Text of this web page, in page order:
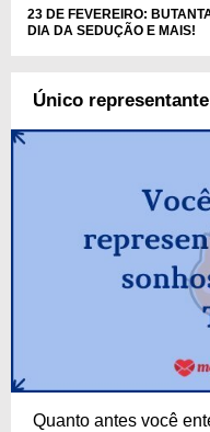
23 DE FEVEREIRO:
DIA DA SEDUÇÃO E MAIS!
Único representante
Quanto antes você